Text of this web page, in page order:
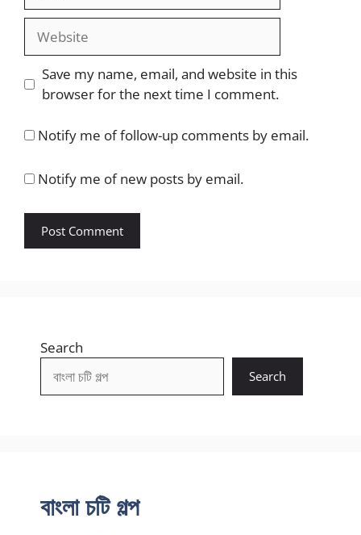
Website
Save my name, email, and website in this
browser for the next time I comment.
Notify me of follow-up comments by email.
Notify me of new posts by email.
Search
Search
বাংলা চটি গল্প